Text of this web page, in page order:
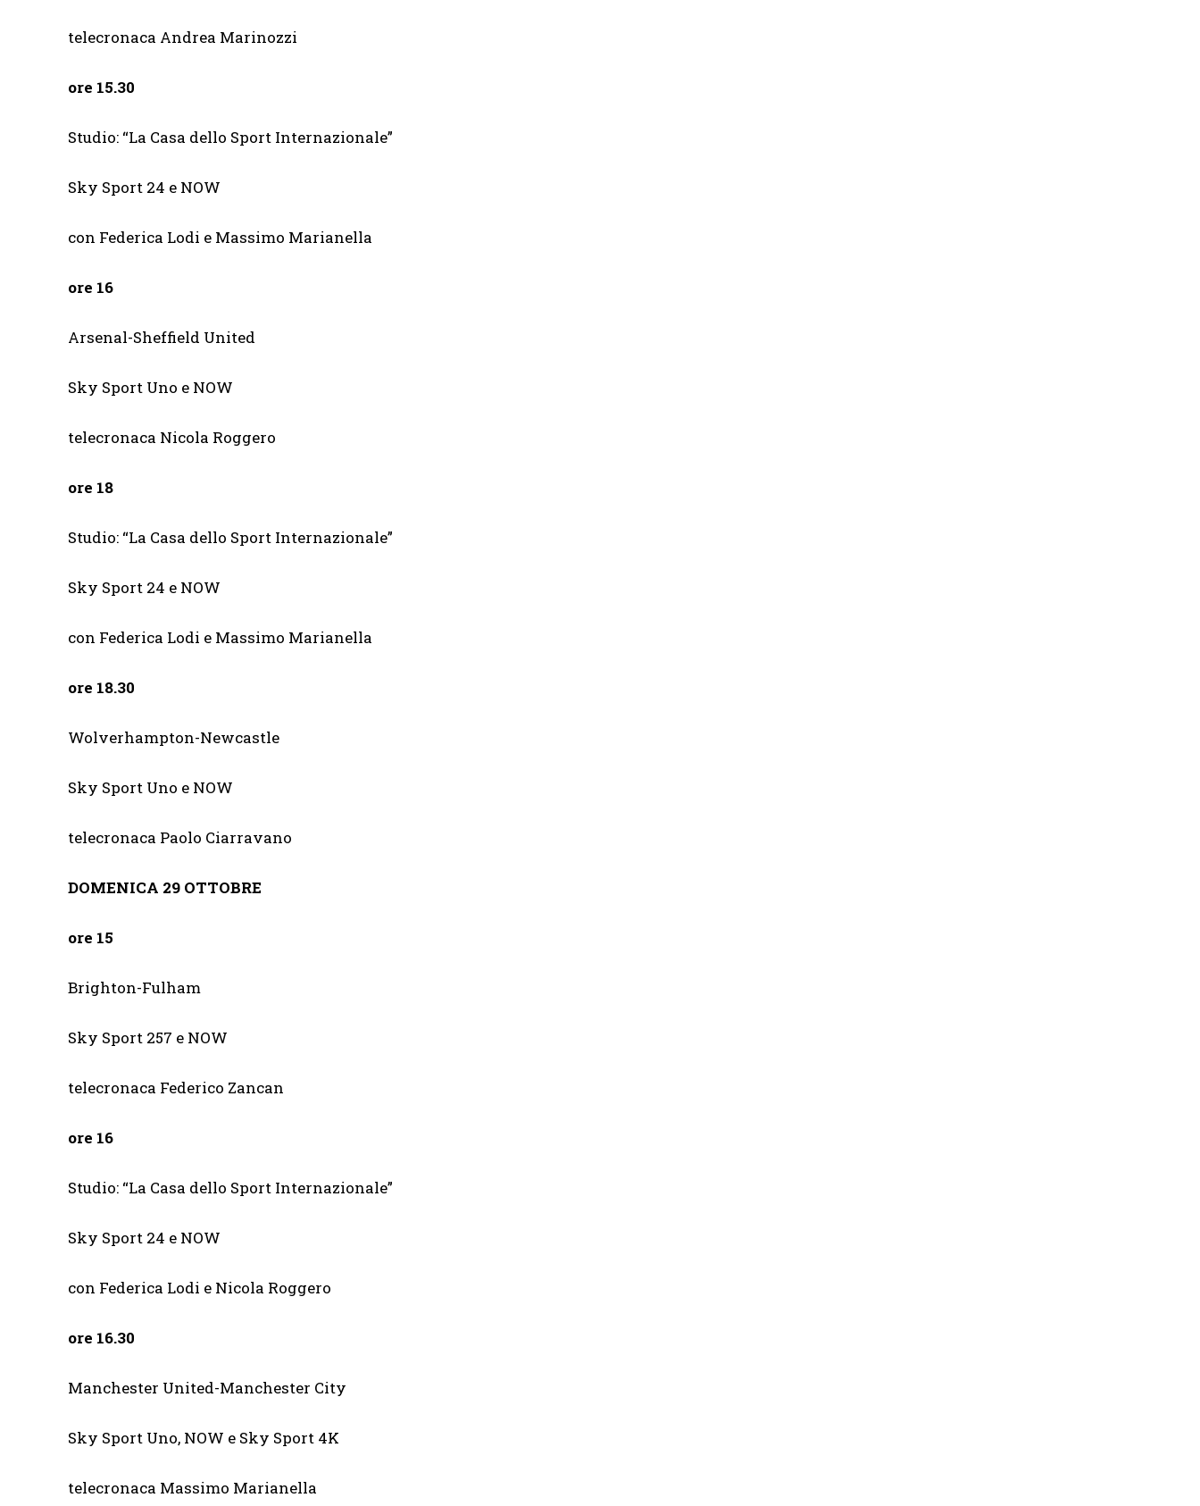
telecronaca Andrea Marinozzi
ore 15.30
Studio: “La Casa dello Sport Internazionale”
Sky Sport 24 e NOW
con Federica Lodi e Massimo Marianella
ore 16
Arsenal-Sheffield United
Sky Sport Uno e NOW
telecronaca Nicola Roggero
ore 18
Studio: “La Casa dello Sport Internazionale”
Sky Sport 24 e NOW
con Federica Lodi e Massimo Marianella
ore 18.30
Wolverhampton-Newcastle
Sky Sport Uno e NOW
telecronaca Paolo Ciarravano
DOMENICA 29 OTTOBRE
ore 15
Brighton-Fulham
Sky Sport 257 e NOW
telecronaca Federico Zancan
ore 16
Studio: “La Casa dello Sport Internazionale”
Sky Sport 24 e NOW
con Federica Lodi e Nicola Roggero
ore 16.30
Manchester United-Manchester City
Sky Sport Uno, NOW e Sky Sport 4K
telecronaca Massimo Marianella